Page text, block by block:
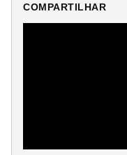
COMPARTILHAR